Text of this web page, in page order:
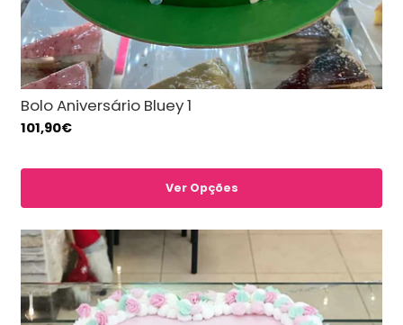
Bolo Aniversário Bluey 1
101,90€
Ver Opções